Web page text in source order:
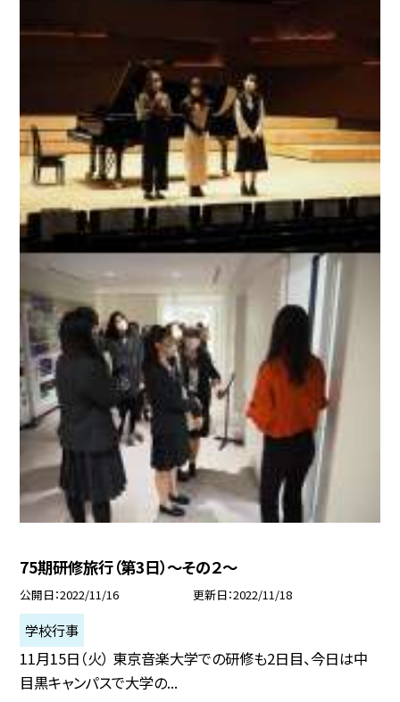
75期研修旅行（第3日）〜その２〜
公開日 2022/11/16 更新日 2022/11/18
学校行事
11月15日（火） 東京音楽大学での研修も2日目、今日は中
目黒キャンパスで大学の...